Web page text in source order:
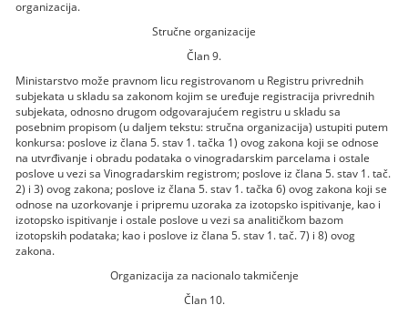
organizacija.
Stručne organizacije
Član 9.
Ministarstvo može pravnom licu registrovanom u Registru privrednih
subjekata u skladu sa zakonom kojim se uređuje registracija privrednih
subjekata, odnosno drugom odgovarajućem registru u skladu sa
posebnim propisom (u daljem tekstu: stručna organizacija) ustupiti putem
konkursa: poslove iz člana 5. stav 1. tačka 1) ovog zakona koji se odnose
na utvrđivanje i obradu podataka o vinogradarskim parcelama i ostale
poslove u vezi sa Vinogradarskim registrom; poslove iz člana 5. stav 1. tač.
2) i 3) ovog zakona; poslove iz člana 5. stav 1. tačka 6) ovog zakona koji se
odnose na uzorkovanje i pripremu uzoraka za izotopsko ispitivanje, kao i
izotopsko ispitivanje i ostale poslove u vezi sa analitičkom bazom
izotopskih podataka; kao i poslove iz člana 5. stav 1. tač. 7) i 8) ovog
zakona.
Organizacija za nacionalo takmičenje
Član 10.